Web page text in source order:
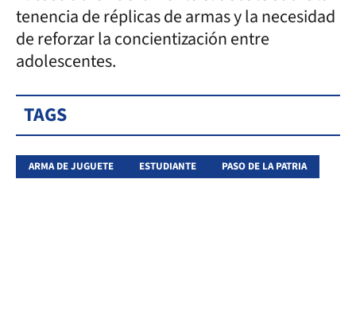
tenencia de réplicas de armas y la necesidad
de reforzar la concientización entre
adolescentes.
TAGS
ARMA DE JUGUETE ESTUDIANTE PASO DE LA PATRIA